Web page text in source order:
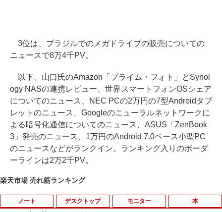
3位は、ブラジルでのメガドライブの販売についての
ニュースで8万4千PV。
以下、山口氏のAmazon「プライム・フォト」とSynol
ogy NASの連携レビュー、世界スマートフォンOSシェア
についてのニュース、NEC PCの2万円の7型Androidタブ
レットのニュース、Googleのニューラルネットワークに
よる暗号化通信についてのニュース、ASUS「ZenBook
3」発売のニュース、1万円のAndroid 7.0ベース小型PC
のニュースなどがランクイン。ランキング入りのボーダ
ーラインは2万2千PV。
楽天市場 売れ筋ランキング
ノート デスクトップ モニター 本